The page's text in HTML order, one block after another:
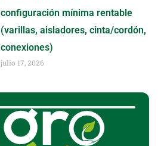
configuración mínima rentable
(varillas, aisladores, cinta/cordón,
conexiones)
julio 17, 2026